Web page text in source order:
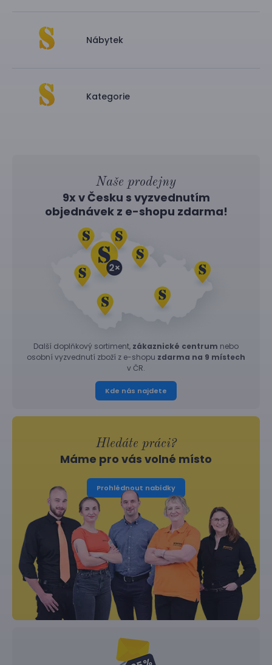
Nábytek
Kategorie
Naše prodejny
9x v Česku s vyzvednutím
objednávek z e-shopu zdarma!
Další doplňkový sortiment, zákaznické centrum nebo
osobní vyzvednutí zboží z e-shopu zdarma na 9 místech
v ČR.
Kde nás najdete
Hledáte práci?
Máme pro vás volné místo
Prohlédnout nabídky